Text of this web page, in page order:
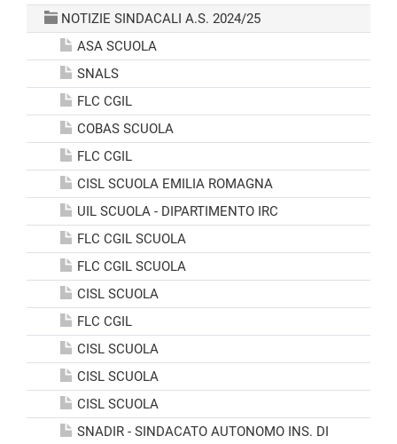
NOTIZIE SINDACALI A.S. 2024/25
ASA SCUOLA
SNALS
FLC CGIL
COBAS SCUOLA
FLC CGIL
CISL SCUOLA EMILIA ROMAGNA
UIL SCUOLA - DIPARTIMENTO IRC
FLC CGIL SCUOLA
FLC CGIL SCUOLA
CISL SCUOLA
FLC CGIL
CISL SCUOLA
CISL SCUOLA
CISL SCUOLA
SNADIR - SINDACATO AUTONOMO INS. DI